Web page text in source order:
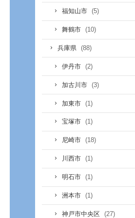
福知山市 (5)
舞鶴市 (10)
兵庫県 (88)
伊丹市 (2)
加古川市 (3)
加東市 (1)
宝塚市 (1)
尼崎市 (18)
川西市 (1)
明石市 (1)
洲本市 (1)
神戸市中央区 (27)